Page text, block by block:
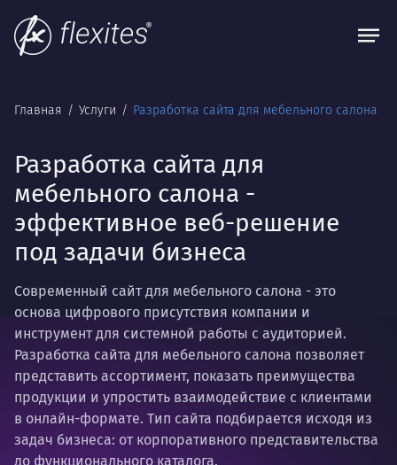
Главная Услуги Разработка сайта для мебельного салона
Разработка сайта для
мебельного салона -
эффективное веб-решение
под задачи бизнеса
Современный сайт для мебельного салона - это
основа цифрового присутствия компании и
инструмент для системной работы с аудиторией.
Разработка сайта для мебельного салона позволяет
представить ассортимент, показать преимущества
продукции и упростить взаимодействие с клиентами
в онлайн-формате. Тип сайта подбирается исходя из
задач бизнеса: от корпоративного представительства
до функционального каталога.